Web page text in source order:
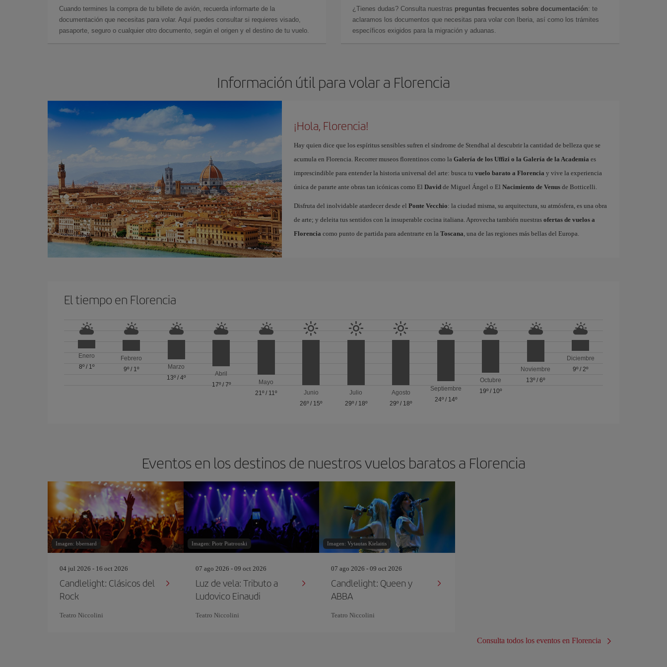
Cuando termines la compra de tu billete de avión, recuerda informarte de la
documentación que necesitas para volar. Aquí puedes consultar si requieres visado,
pasaporte, seguro o cualquier otro documento, según el origen y el destino de tu vuelo.
¿Tienes dudas? Consulta nuestras preguntas frecuentes sobre documentación: te
aclaramos los documentos que necesitas para volar con Iberia, así como los trámites
específicos exigidos para la migración y aduanas.
Información útil para volar a Florencia
¡Hola, Florencia!
Hay quien dice que los espíritus sensibles sufren el síndrome de Stendhal al descubrir la cantidad de belleza que se
acumula en Florencia. Recorrer museos florentinos como la Galería de los Uffizi o la Galería de la Academia es
imprescindible para entender la historia universal del arte: busca tu vuelo barato a Florencia y vive la experiencia
única de pararte ante obras tan icónicas como El Davidde Miguel Ángel o El Nacimiento de Venusde Botticelli.
Disfruta del inolvidable atardecer desde el Ponte Vecchio: la ciudad misma, su arquitectura, su atmósfera, es una obra
de arte; y deleita tus sentidos con la insuperable cocina italiana. Aprovecha también nuestras ofertas de vuelos a
Florencia como punto de partida para adentrarte en la Toscana , una de las regiones más bellas del Europa.
El tiempo en Florencia
Enero
8º/ 1º
Febrero
9º / 1º
Marzo
13º /4º
Abril
17º/ 7º
Mayo
21º / 11º
Junio
26º / 15º
Julio
29º/ 18º
Agosto
29º / 18º
Septiembre
24º/ 14º
Octubre
19º / 10º
Noviembre
13º /6º
Diciembre
9º / 2º
Eventos en los destinos de nuestros vuelos baratos a Florencia
Imagen: bbernard
04 jul 2026 - 16 oct 2026
Candlelight: Clásicos del
Rock
Teatro Niccolini
Imagen: Piotr Piatrouski
07 ago 2026 - 09 oct 2026
Luz de vela: Tributo a
Ludovico Einaudi
Teatro Niccolini
Imagen: Vytautas Kielaitis
07 ago 2026 - 09 oct 2026
Candlelight: Queen y
ABBA
Teatro Niccolini
Consulta todos los eventos en Florencia